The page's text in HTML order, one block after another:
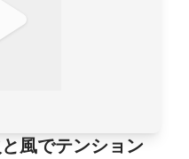
風でテンション